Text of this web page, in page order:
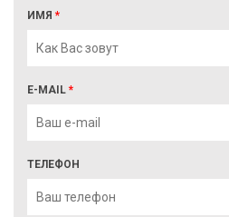
ИМЯ *
E-MAIL *
ТЕЛЕФОН